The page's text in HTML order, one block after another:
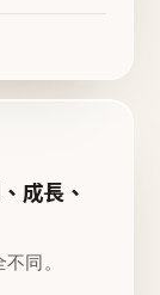
成長、
同。